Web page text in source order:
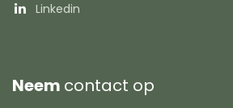
Linkedin
Neem contact op